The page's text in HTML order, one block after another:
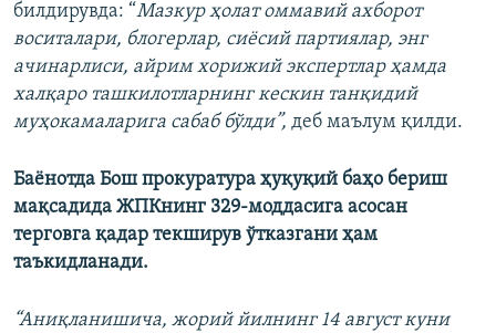
билдирувда: “Мазкур ҳолат оммавий ахборот
воситалари, блогерлар, сиёсий партиялар, энг
ачинарлиси, айрим хорижий экспертлар ҳамда
халқаро ташкилотларнинг кескин танқидий
муҳокамаларига сабаб бўлди”, деб маълум қилди.
Баёнотда Бош прокуратура ҳуқуқий баҳо бериш
мақсадида ЖПКнинг 329-моддасига асосан
терговга қадар текширув ўтказгани ҳам
таъкидланади.
“Аниқланишича, жорий йилнинг 14 август куни